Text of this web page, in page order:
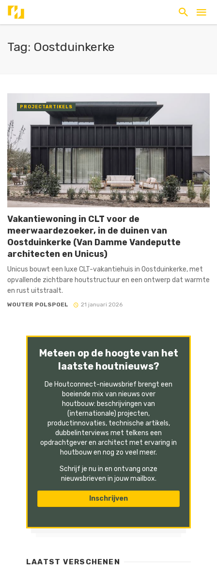
Tag: Oostduinkerke
PROJECTARTIKELS
Vakantiewoning in CLT voor de
meerwaardezoeker, in de duinen van
Oostduinkerke (Van Damme Vandeputte
architecten en Unicus)
Unicus bouwt een luxe CLT-vakantiehuis in Oostduinkerke, met
opvallende zichtbare houtstructuur en een ontwerp dat warmte
en rust uitstraalt.
WOUTER POLSPOEL 21 januari 2026
Meteen op de hoogte van het
laatste houtnieuws?
De Houtconnect-nieuwsbrief brengt een
boeiende mix van nieuws over
houtbouw: beschrijvingen van
(internationale) projecten,
productinnovaties, technische artikels,
dubbelinterviews met telkens een
opdrachtgever en architect met ervaring in
houtbouw en nog zo veel meer.
Schrijf je nu in en ontvang onze
nieuwsbrieven in jouw mailbox.
LAATST VERSCHENEN